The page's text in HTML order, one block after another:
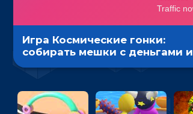
Игра Космические гонки:
собирать мешки с деньгами и
обходить соперников